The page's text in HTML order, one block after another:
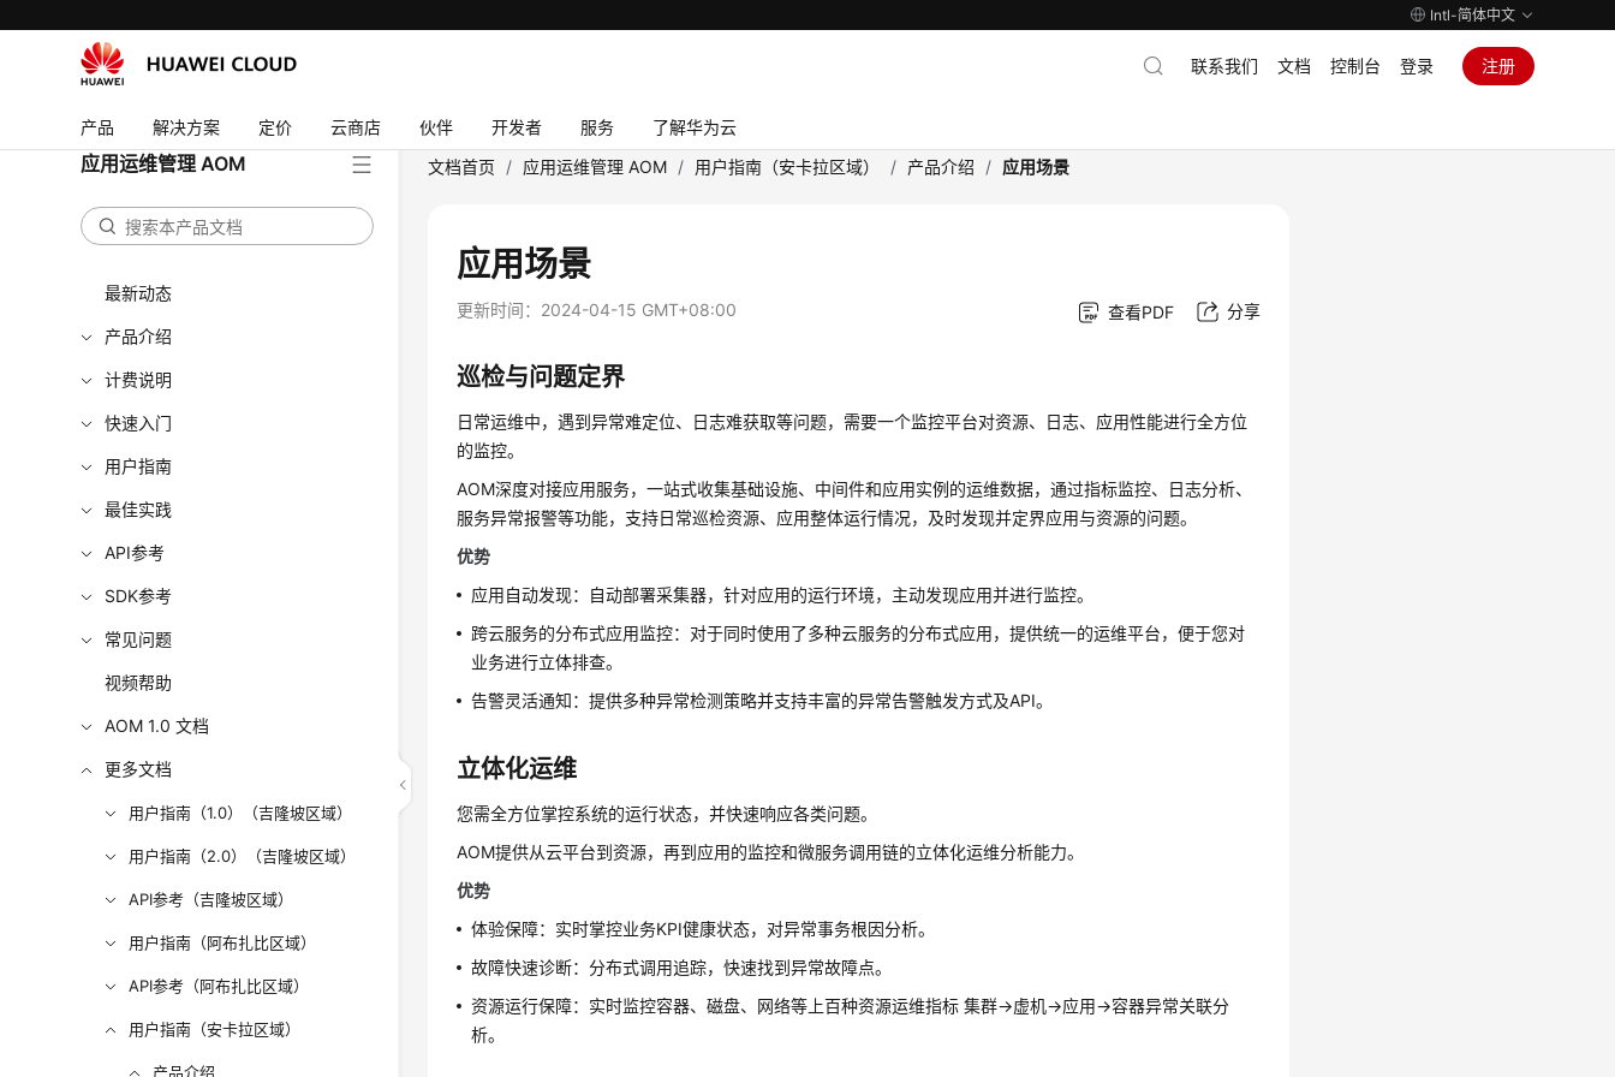
Intl-简体中文
产品 解决方案 定价 云商店 伙伴 开发者 服务 了解华为云
联系我们 文档 控制台 登录 注册
应用运维管理 AOM
最新动态
产品介绍
计费说明
快速入门
用户指南
最佳实践
API参考
SDK参考
常见问题
视频帮助
AOM 1.0 文档
更多文档
用户指南（1.0）（吉隆坡区域）
用户指南（2.0）（吉隆坡区域）
API参考（吉隆坡区域）
用户指南（阿布扎比区域）
API参考（阿布扎比区域）
用户指南（安卡拉区域）
产品介绍
文档首页 / 应用运维管理 AOM / 用户指南（安卡拉区域） / 产品介绍 / 应用场景
应用场景
更新时间： 2024-04-15 GMT+08:00 查看PDF 分享
巡检与问题定界
日常运维中，遇到异常难定位、日志难获取等问题，需要一个监控平台对资源、日志、应用性能进行全方位
的监控。
AOM深度对接应用服务，一站式收集基础设施、中间件和应用实例的运维数据，通过指标监控、日志分析、
服务异常报警等功能，支持日常巡检资源、应用整体运行情况，及时发现并定界应用与资源的问题。
优势
应用自动发现：自动部署采集器，针对应用的运行环境，主动发现应用并进行监控。
跨云服务的分布式应用监控：对于同时使用了多种云服务的分布式应用，提供统一的运维平台，便于您对
业务进行立体排查。
告警灵活通知：提供多种异常检测策略并支持丰富的异常告警触发方式及API。
立体化运维
您需全方位掌控系统的运行状态，并快速响应各类问题。
AOM提供从云平台到资源，再到应用的监控和微服务调用链的立体化运维分析能力。
优势
体验保障：实时掌控业务KPI健康状态，对异常事务根因分析。
故障快速诊断：分布式调用追踪，快速找到异常故障点。
资源运行保障：实时监控容器、磁盘、网络等上百种资源运维指标 集群->虚机->应用->容器异常关联分
析。